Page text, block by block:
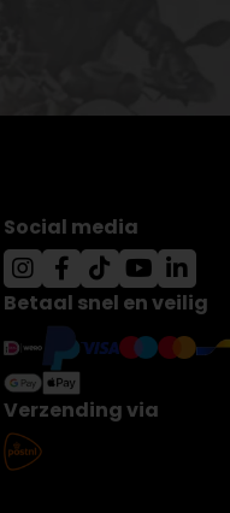
Social media
Betaal snel en veilig
Verzending via